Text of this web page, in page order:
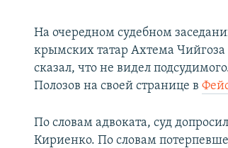
На очередном судебном
крымских татар Ахтема
сказал, что не видел
Полозов на своей странице в
По словам адвоката, суд
Кириенко. По словам